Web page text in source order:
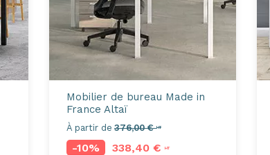
Axeptio consent
Mobilier de bureau Made in
France Altaï
À partir de 376,00 €HT
-10% 338,40 € HT